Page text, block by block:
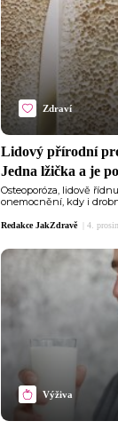
Zdraví
Lidový přírodní
Jedna lžička a je
Osteoporóza, lidově
onemocnění, kdy i
Redakce JakZdravě 4.
Výživa